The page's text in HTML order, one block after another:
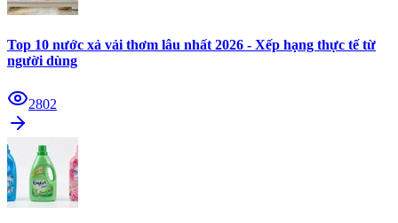
Top 10 nước xả vải thơm lâu nhất 2026 - Xếp hạng thực tế từ
người dùng
2802